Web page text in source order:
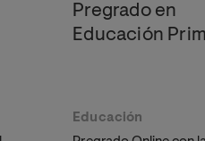
Pregrado en
Educación
Educación